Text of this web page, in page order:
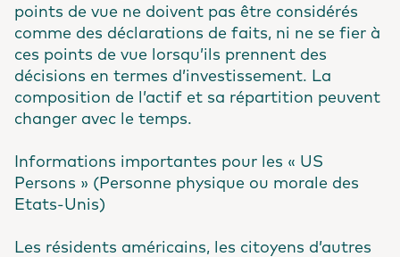
points de vue ne doivent pas être considérés
comme des déclarations de faits, ni ne se fier à
ces points de vue lorsqu’ils prennent des
décisions en termes d’investissement. La
composition de l’actif et sa répartition peuvent
changer avec le temps.
Informations importantes pour les « US
Persons » (Personne physique ou morale des
Etats-Unis)
Les résidents américains, les citoyens d’autres